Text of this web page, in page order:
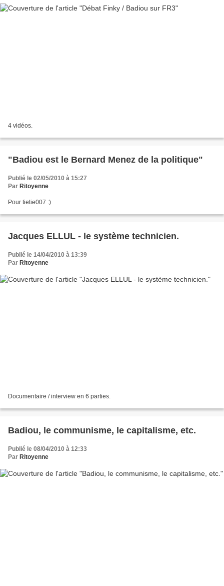
4 vidéos.
"Badiou est le Bernard Menez de la politique"
Publié le 02/05/2010 à 15:27
Par Ritoyenne
Pour tietie007 :)
Jacques ELLUL - le système technicien.
Publié le 14/04/2010 à 13:39
Par Ritoyenne
Documentaire / interview en 6 parties.
Badiou, le communisme, le capitalisme, etc.
Publié le 08/04/2010 à 12:33
Par Ritoyenne